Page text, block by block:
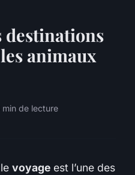
destinations
animaux
min de lecture
voyage est l’une des